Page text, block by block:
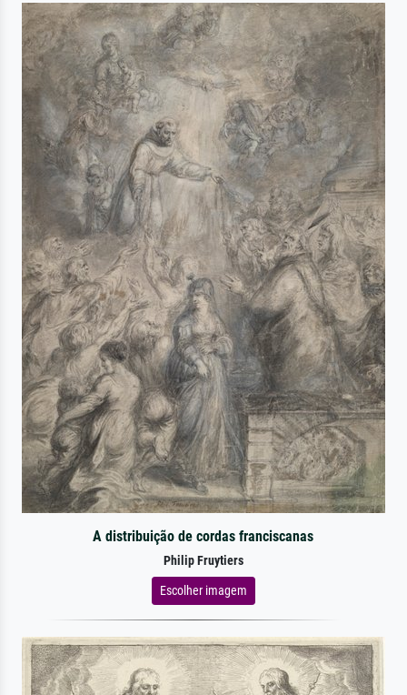
A distribuição de cordas franciscanas
Philip Fruytiers
Escolher imagem